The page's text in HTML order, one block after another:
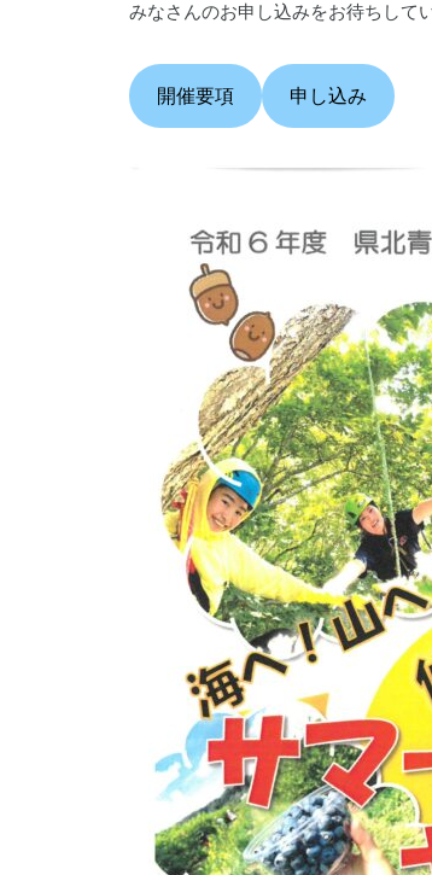
WADOパーク花巻
0198-27-3586
岩手県立県南青少
0197-44-2124
みなさんのお申し込みをお待ちして
開催要項 申し込み